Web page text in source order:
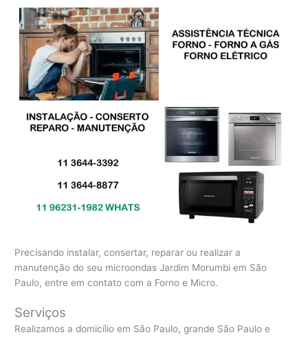
Precisando instalar, consertar, reparar ou realizar a
manutenção do seu microondas Jardim Morumbi em São
Paulo, entre em contato com a Forno e Micro.
Serviços
Realizamos a domicílio em São Paulo, grande São Paulo e